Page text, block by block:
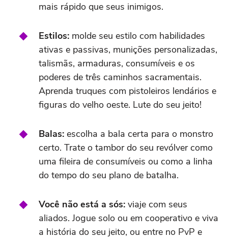
mais rápido que seus inimigos.
Estilos: molde seu estilo com habilidades
ativas e passivas, munições personalizadas,
talismãs, armaduras, consumíveis e os
poderes de três caminhos sacramentais.
Aprenda truques com pistoleiros lendários e
figuras do velho oeste. Lute do seu jeito!
Balas: escolha a bala certa para o monstro
certo. Trate o tambor do seu revólver como
uma fileira de consumíveis ou como a linha
do tempo do seu plano de batalha.
Você não está a sós: viaje com seus
aliados. Jogue solo ou em cooperativo e viva
a história do seu jeito, ou entre no PvP e